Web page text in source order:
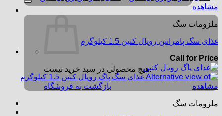
هیچ محصولی در سبد خرید نیست.
بازگشت به فروشگاه
مشاهده
ملزومات سگ
غذای سگ پامرانین رویال کنین 1.5 کیلوگرم
Call for Price
مشاهده
ملزومات سگ